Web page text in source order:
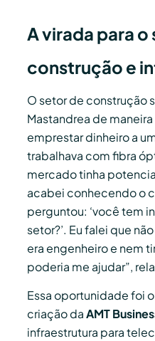
A virada para
construção e
O setor de construção
Mastandrea de
emprestar dinheiro a
trabalhava com fibra
mercado tinha
acabei conhecendo o
perguntou: ‘você tem
setor?’. Eu falei que
era engenheiro e nem
poderia me ajudar”,
Essa oportunidade foi
criação daAMT
infraestrutura para